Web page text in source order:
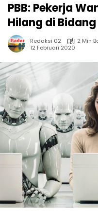
PBB: Pekerja
Hilang di
Redaksi 02
2 Min
12 Februari 2020